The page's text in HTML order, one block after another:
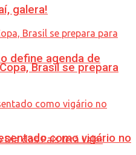
define agenda de
galera!
Brasil se prepara
como vigário no